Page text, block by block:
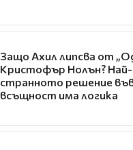
Защо Ахил липсва от
Кристофър Нолън? Най-
странното решение
всъщност има логика